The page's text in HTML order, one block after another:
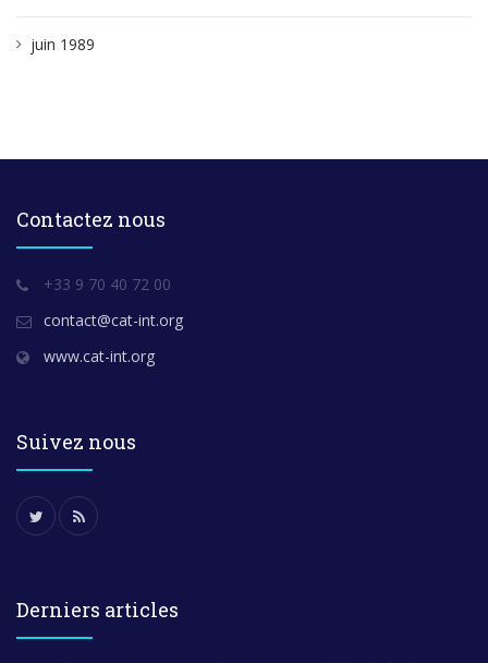
juin 1989
Contactez nous
+33 9 70 40 72 00
contact@cat-int.org
www.cat-int.org
Suivez nous
Derniers articles